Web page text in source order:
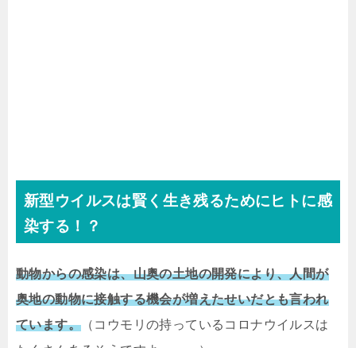
新型ウイルスは賢く生き残るためにヒトに感
染する！？
動物からの感染は、山奥の土地の開発により、人間が
奥地の動物に接触する機会が増えたせいだとも言われ
ています。 （コウモリの持っているコロナウイルスは